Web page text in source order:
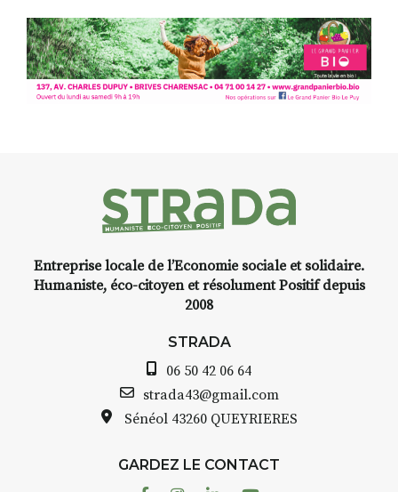
Entreprise locale de l’Economie sociale et solidaire.
Humaniste, éco-citoyen et résolument Positif depuis
2008
STRADA
06 50 42 06 64
strada43@gmail.com
Sénéol 43260 QUEYRIERES
GARDEZ LE CONTACT